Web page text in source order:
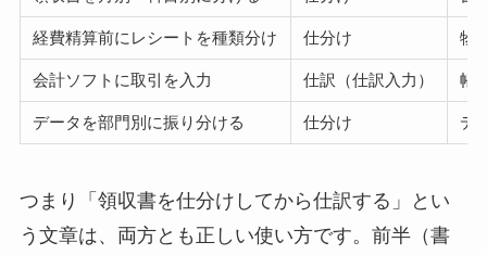
経費精算前にレシートを種類分け 仕分け 物
会計ソフトに取引を入力 仕訳（仕訳入力） 帳
データを部門別に振り分ける 仕分け デ
つまり「領収書を仕分けしてから仕訳する」とい
う文章は、両方とも正しい使い方です。前半（書